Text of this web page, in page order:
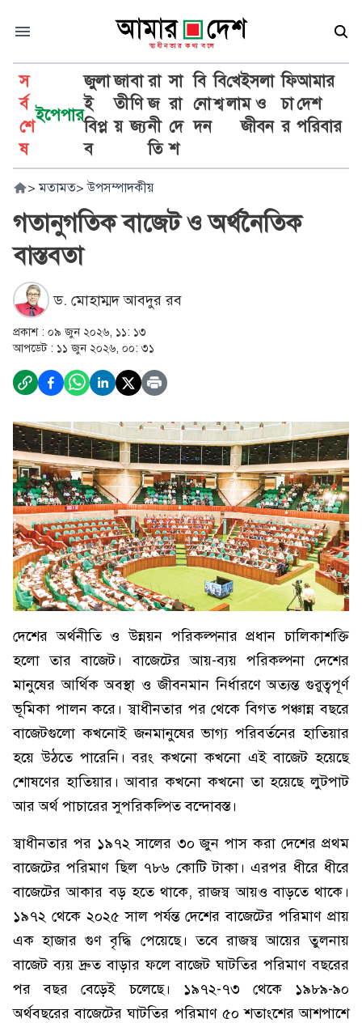
স
র্ব
শে
ষ
ইপেপার
জুলা
ই
বিপ্ল
ব
জা
তী
য়
বা
ণি
জ্য
রা
জ
নী
তি
সা
রা
দে
শ
বি
নো
দন
বি
শ্ব
খে
লা
ইসলা
ম ও
জীবন
ফি
চা
র
আমার
দেশ
পরিবার
> মতামত> উপসম্পাদকীয়
গতানুগতিক বাজেট ও অর্থনৈতিক
বাস্তবতা
ড. মোহাম্মদ আবদুর রব
প্রকাশ : ০৯ জুন ২০২৬, ১১: ১৩
আপডেট : ১১ জুন ২০২৬, ০০: ৩১
দেশের অর্থনীতি ও উন্নয়ন পরিকল্পনার প্রধান চালিকাশক্তি
হলো তার বাজেট। বাজেটের আয়-ব্যয় পরিকল্পনা দেশের
মানুষের আর্থিক অবস্থা ও জীবনমান নির্ধারণে অত্যন্ত গুরুত্বপূর্ণ
ভূমিকা পালন করে। স্বাধীনতার পর থেকে বিগত পঞ্চান্ন বছরে
বাজেটগুলো কখনোই জনমানুষের ভাগ্য পরিবর্তনের হাতিয়ার
হয়ে উঠতে পারেনি। বরং কখনো কখনো এই বাজেট হয়েছে
শোষণের হাতিয়ার। আবার কখনো কখনো তা হয়েছে লুটপাট
আর অর্থ পাচারের সুপরিকল্পিত বন্দোবস্ত।
স্বাধীনতার পর ১৯৭২ সালের ৩০ জুন পাস করা দেশের প্রথম
বাজেটের পরিমাণ ছিল ৭৮৬ কোটি টাকা। এরপর ধীরে ধীরে
বাজেটের আকার বড় হতে থাকে, রাজস্ব আয়ও বাড়তে থাকে।
১৯৭২ থেকে ২০২৫ সাল পর্যন্ত দেশের বাজেটের পরিমাণ প্রায়
এক হাজার গুণ বৃদ্ধি পেয়েছে। তবে রাজস্ব আয়ের তুলনায়
বাজেট ব্যয় দ্রুত বাড়ার ফলে বাজেট ঘাটতির পরিমাণ বছরের
পর বছর বেড়েই চলেছে। ১৯৭২-৭৩ থেকে ১৯৮৯-৯০
অর্থবছরের বাজেটের ঘাটতির পরিমাণ ৫০ শতাংশের আশপাশে